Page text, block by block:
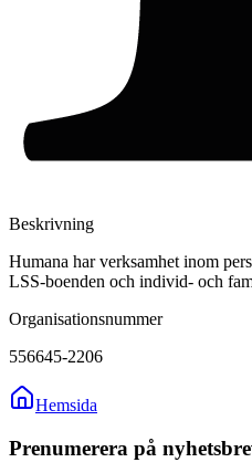
Beskrivning
Humana har verksamhet inom
LSS-boenden och individ- och
Organisationsnummer
556645-2206
Hemsida
Prenumerera på